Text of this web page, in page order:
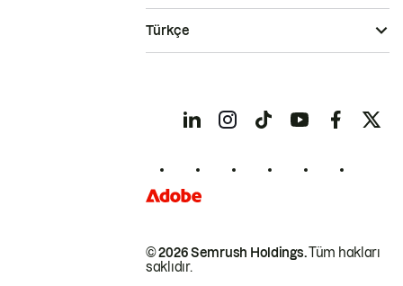
© 2026 Semrush Holdings.Tüm hakları
saklıdır.
Türkçe